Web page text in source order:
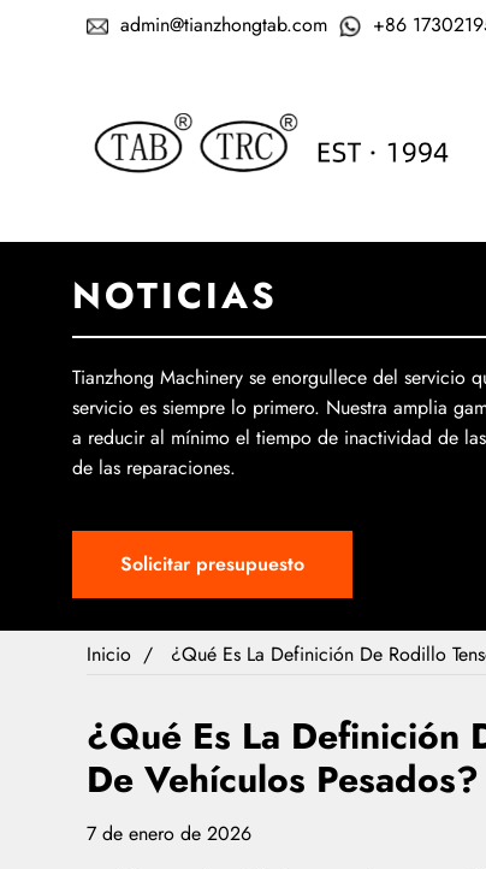
admin@tianzhongtab.com +86
NOTICIAS
Tianzhong Machinery se enorgullece del servicio
servicio es siempre lo primero. Nuestra amplia
a reducir al mínimo el tiempo de inactividad de
de las reparaciones.
Solicitar presupuesto
Inicio ¿Qué Es La Definición De Rodillo
¿Qué Es La Definición
De Vehículos Pesados?
7 de enero de 2026